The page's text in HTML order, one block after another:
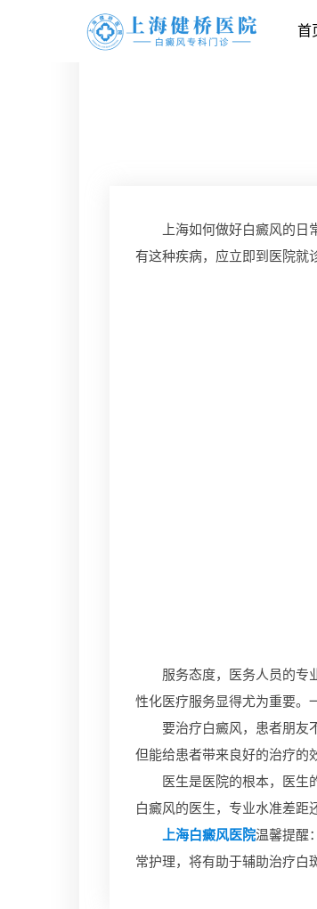
首
上海如何做好白癜风的日常
有这种疾病，应立即到医院就
服务态度，医务人员的专业
性化医疗服务显得尤为重要。
要治疗白癜风，患者朋友不
但能给患者带来良好的治疗的
医生是医院的根本，医生的
白癜风的医生，专业水准差距
上海白癜风医院温馨提醒
常护理，将有助于辅助治疗白